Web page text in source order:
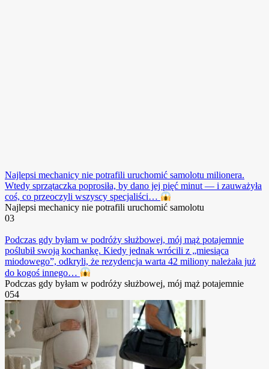
Najlepsi mechanicy nie potrafili uruchomić samolotu milionera.
Wtedy sprzątaczka poprosiła, by dano jej pięć minut — i zauważyła
coś, co przeoczyli wszyscy specjaliści…
Najlepsi mechanicy nie potrafili uruchomić samolotu
03
Podczas gdy byłam w podróży służbowej, mój mąż potajemnie
poślubił swoją kochankę. Kiedy jednak wrócili z „miesiąca
miodowego”, odkryli, że rezydencja warta 42 miliony należała już
do kogoś innego…
Podczas gdy byłam w podróży służbowej, mój mąż potajemnie
054